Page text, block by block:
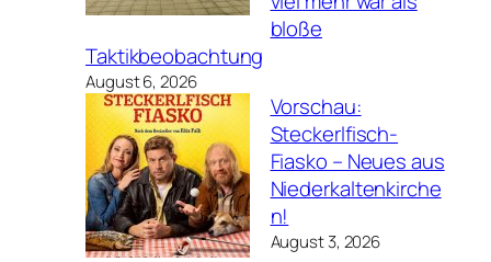
bloße
Taktikbeobachtung
August 6, 2026
Vorschau:
Steckerlfisch-
Fiasko – Neues aus
Niederkaltenkirche
n!
August 3, 2026